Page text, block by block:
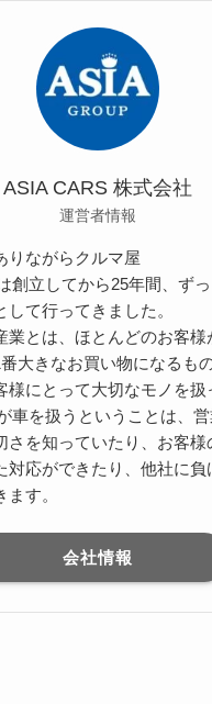
ASIA CARS 株式会社
運営者情報
りながらクルマ屋
創立してから25年間、ず
て行ってきました。
業とは、ほとんどのお客様
大きなお買い物になるも
様にとって大切なモノを扱
車を扱うということは、
さを知っていたり、お客様
対応ができたり、他社に負
す。
会社情報